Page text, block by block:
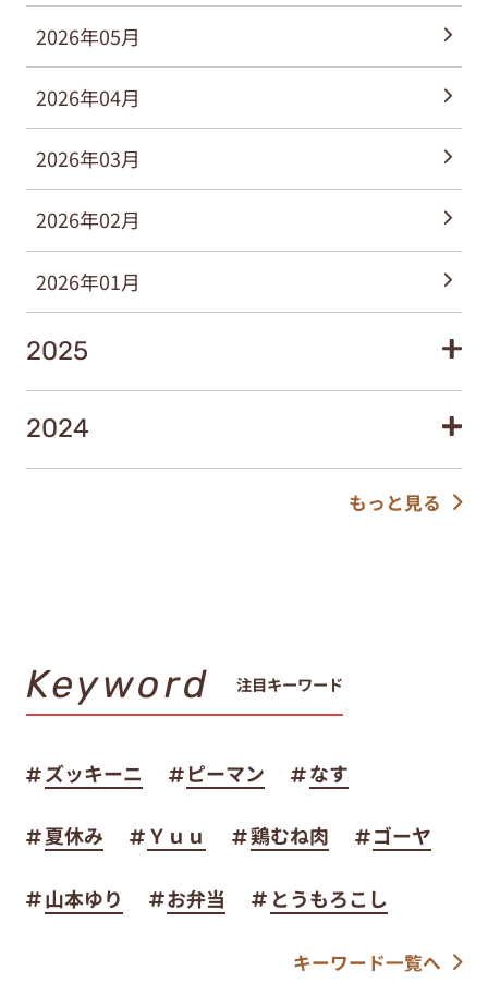
2026年05月
2026年04月
2026年03月
2026年02月
2026年01月
2025
2024
もっと見る
Keyword 注目キーワード
ズッキーニ ピーマン なす
夏休み Ｙｕｕ 鶏むね肉 ゴーヤ
山本ゆり お弁当 とうもろこし
キーワード一覧へ